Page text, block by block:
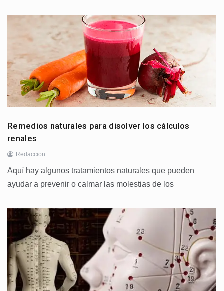
Remedios naturales para disolver los cálculos
renales
Redaccion
Aquí hay algunos tratamientos naturales que pueden
ayudar a prevenir o calmar las molestias de los